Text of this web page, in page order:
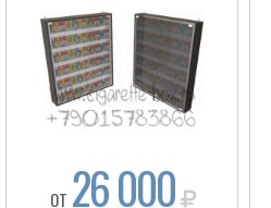
ОТ 26 000